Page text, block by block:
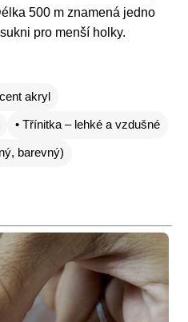
500 m znamená jedno
pro menší holky.
akryl
• Třínitka – lehké a vzdušné
barevný)